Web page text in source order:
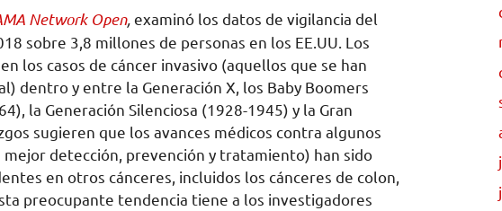
Network Open,examinó los datos de vigilancia del
sobre 3,8 millones de personas en los EE.UU. Los
los casos de cáncer invasivo (aquellos que se han
dentro y entre la Generación X, los Baby Boomers
la Generación Silenciosa (1928-1945) y la Gran
sugieren que los avances médicos contra algunos
detección, prevención y tratamiento) han sido
en otros cánceres, incluidos los cánceres de colon,
preocupante tendencia tiene a los investigadores